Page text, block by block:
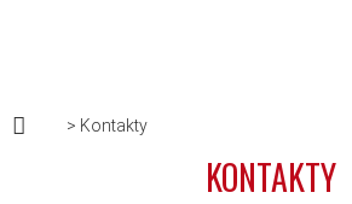
Domů
Kontakty
KONTAKTY